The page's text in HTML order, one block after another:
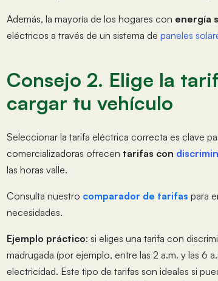
Además, la mayoría de los hogares con energía
eléctricos a través de un sistema de paneles
Consejo 2. Elige la
cargar tu vehículo
Seleccionar la tarifa eléctrica correcta es clave
comercializadoras ofrecen tarifas con
las horas valle.
Consulta nuestro comparador de tarifas para
necesidades.
Ejemplo práctico: si eliges una tarifa con
madrugada (por ejemplo, entre las 2 a.m. y las 6
electricidad. Este tipo de tarifas son ideales si